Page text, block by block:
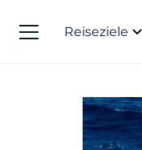
Reiseziele